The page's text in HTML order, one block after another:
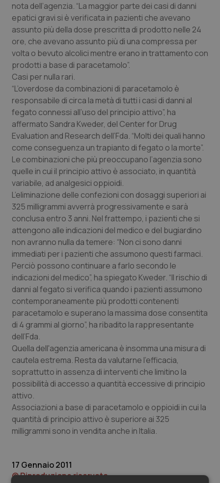
Marche
Molise
Piemonte
Provincia Autonoma di Bolzano
Provincia Autonoma di Trento
Puglia
Sardegna
Sicilia
Toscana
Umbria
Valle D’Aosta
Veneto
Donna & Salute
Epatiti
HIV
Infezioni & Febbre
Ipertensione & Scompenso
Malattie rare
Malattia di Crohn & Rettocolite Ulcerosa
Neuroscienze & patologie neurodegenerative
Obesità
Oftalmologia
Oncodermatologia
Oncoematologia
Oncologia & Nutrizione
Psoriasi & pelle
Quotidiano Cardiologia
Quotidiano Chirurgia
Quotidiano Oncologia
Rene & patologie urogenitali
nota dell’agenzia. “La maggior parte dei casi di danni
epatici gravi si è verificata in pazienti che avevano
assunto più della dose prescritta di prodotto nelle 24
ore, che avevano assunto più di una compressa per
volta o bevuto alcolici mentre erano in trattamento con
prodotti a base di paracetamolo”.
Casi per nulla rari.
“L’overdose da combinazioni di paracetamolo è
responsabile di circa la metà di tutti i casi di danni al
fegato connessi all’uso del principio attivo”, ha
affermato Sandra Kweder, del Center for Drug
Evaluation and Research dell’Fda. “Molti dei quali hanno
come conseguenza un trapianto di fegato o la morte”.
Le combinazioni che più preoccupano l’agenzia sono
quelle in cui il principio attivo è associato, in quantità
variabile, ad analgesici oppioidi.
L’eliminazione delle confezioni con dosaggi superiori ai
325 milligrammi avverrà progressivamente e sarà
conclusa entro 3 anni. Nel frattempo, i pazienti che si
attengono alle indicazioni del medico e del bugiardino
non avranno nulla da temere: “Non ci sono danni
immediati per i pazienti che assumono questi farmaci.
Perciò possono continuare a farlo secondo le
indicazioni del medico”, ha spiegato Kweder. “Il rischio di
danni al fegato si verifica quando i pazienti assumono
contemporaneamente più prodotti contenenti
paracetamolo e superano la massima dose consentita
di 4 grammi al giorno”, ha ribadito la rappresentante
dell’Fda.
Quella dell'agenzia americana è insomma una misura di
cautela estrema. Resta da valutarne l'efficacia,
soprattutto in assenza di interventi che limitino la
possibilità di accesso a quantità eccessive di principio
attivo.
Associazioni a base di paracetamolo e oppioidi in cui la
quantità di principio attivo è superiore ai 325
milligrammi sono in vendita anche in Italia.
17 Gennaio 2011
© Riproduzione riservata